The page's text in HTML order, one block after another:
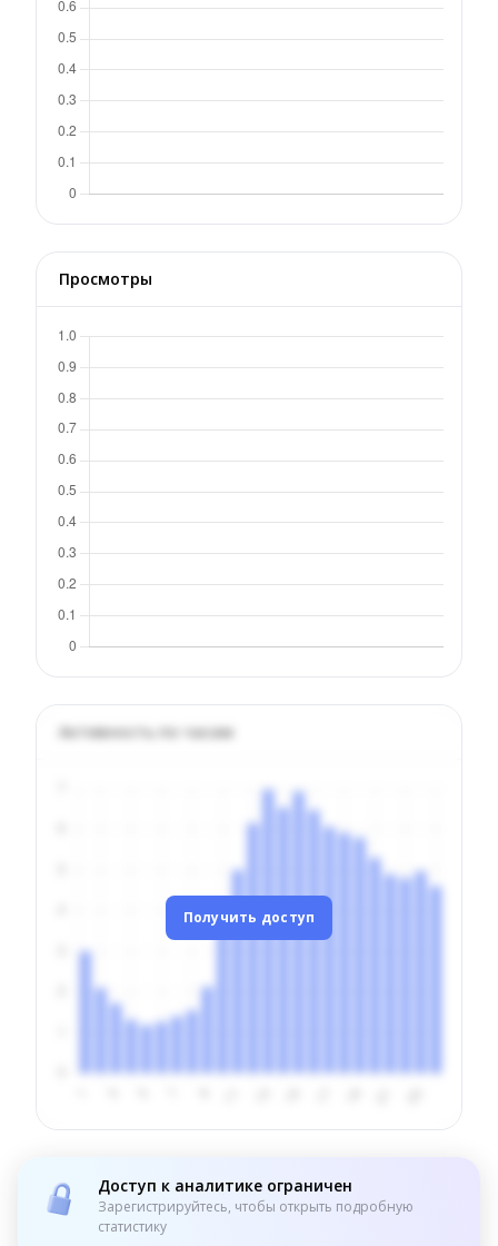
Просмотры
Активность по часам
Получить доступ
Доступ к аналитике ограничен
Зарегистрируйтесь, чтобы открыть подробную
статистику